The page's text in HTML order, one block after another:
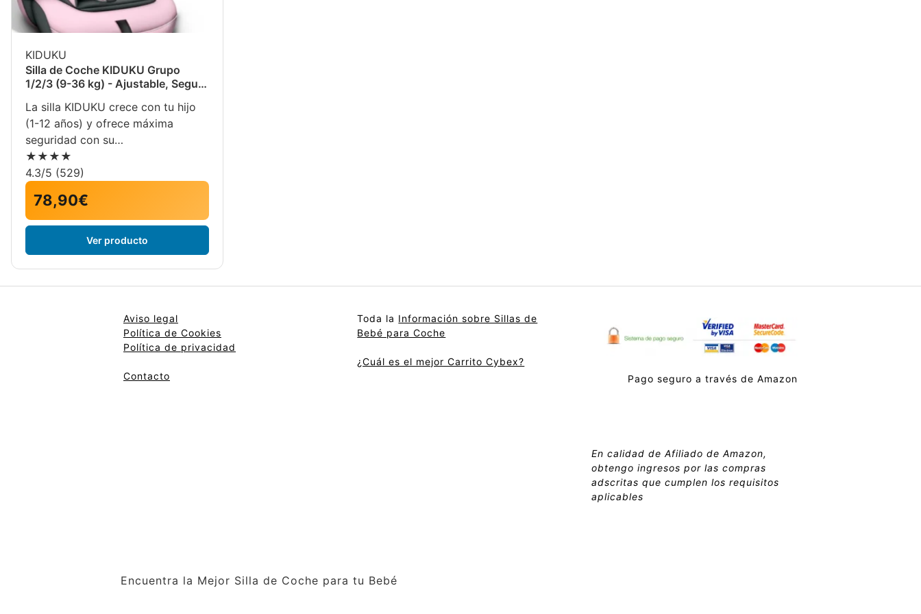
KIDUKU
Silla de Coche KIDUKU Grupo
1/2/3 (9-36 kg) - Ajustable, Segura
Gris/Rosa
La silla KIDUKU crece con tu hijo
(1-12 años) y ofrece máxima
seguridad con su…
★★★★
4.3/5 (529)
78,90€
Ver producto
Aviso legal
Política de Cookies
Política de privacidad
Contacto
Toda la Información sobre Sillas de
Bebé para Coche
¿Cuál es el mejor Carrito Cybex?
Pago seguro a través de Amazon
En calidad de Afiliado de Amazon,
obtengo ingresos por las compras
adscritas que cumplen los requisitos
aplicables
Encuentra la Mejor Silla de Coche para tu Bebé